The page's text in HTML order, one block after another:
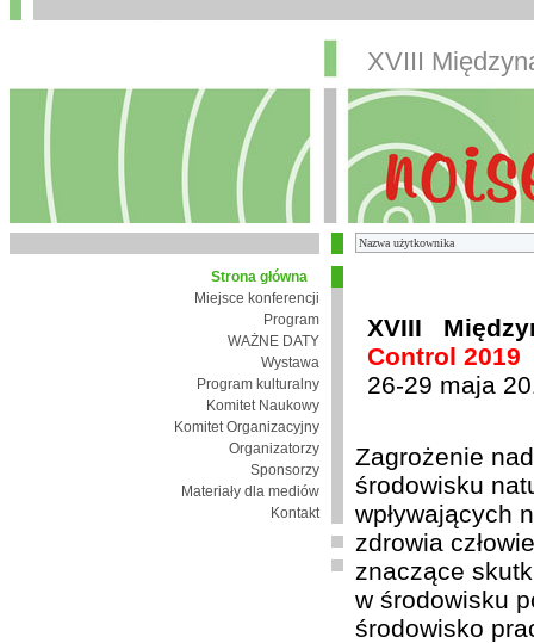
XVIII
Strona główna
Miejsce konferencji
Program
WAŻNE DATY
Wystawa
Program kulturalny
Komitet Naukowy
Komitet Organizacyjny
Organizatorzy
Sponsorzy
Materiały dla mediów
Kontakt
XVIII
Control 2019
26-29 maja
Zagrożenie
środowisku
wpływających
zdrowia
znaczące
w środowisku
środowisko